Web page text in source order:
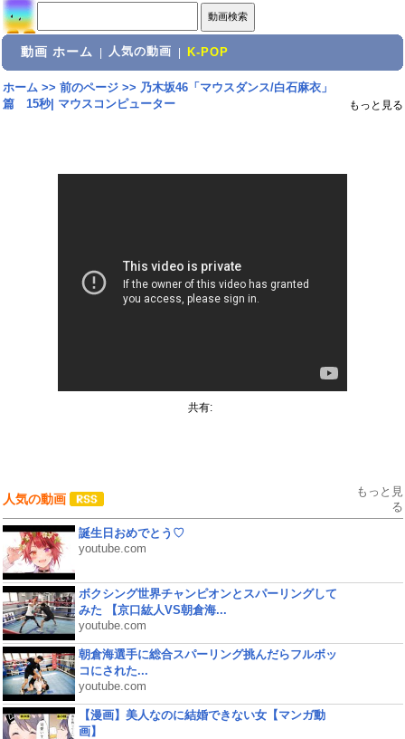
動画 ホーム 人気の動画 K-POP
ホーム>> 前のページ>> 乃木坂46「マウスダンス/白石麻衣」
篇 15秒| マウスコンピューター
もっと見る
共有:
人気の動画
もっと見
る
誕生日おめでとう♡
youtube.com
ボクシング世界チャンピオンとスパーリングして
みた 【京口紘人VS朝倉海...
youtube.com
朝倉海選手に総合スパーリング挑んだらフルボッ
コにされた...
youtube.com
【漫画】美人なのに結婚できない女【マンガ動
画】